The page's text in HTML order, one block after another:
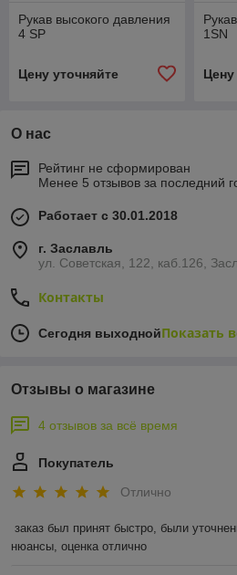
Рукав высокого давления
4 SР
Цену уточняйте
1SN
Цену
О нас
Рейтинг не сформирован
Менее 5 отзывов за последний
Работает с 30.01.2018
г. Заславль
ул. Советская, 122, каб.126,
Контакты
Сегодня выходнойПоказать
Отзывы о магазине
4 отзывов за всё время
Покупатель
Отлично
заказ был принят быстро, были
нюансы, оценка отлично